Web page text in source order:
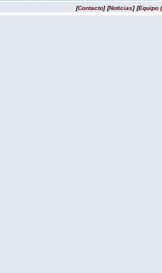
[Contacto] [Noticias] [Equipo